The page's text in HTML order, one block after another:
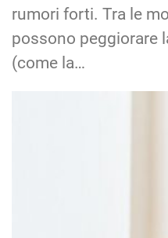
rumori forti. Tra le
possono peggiorare
(come la…